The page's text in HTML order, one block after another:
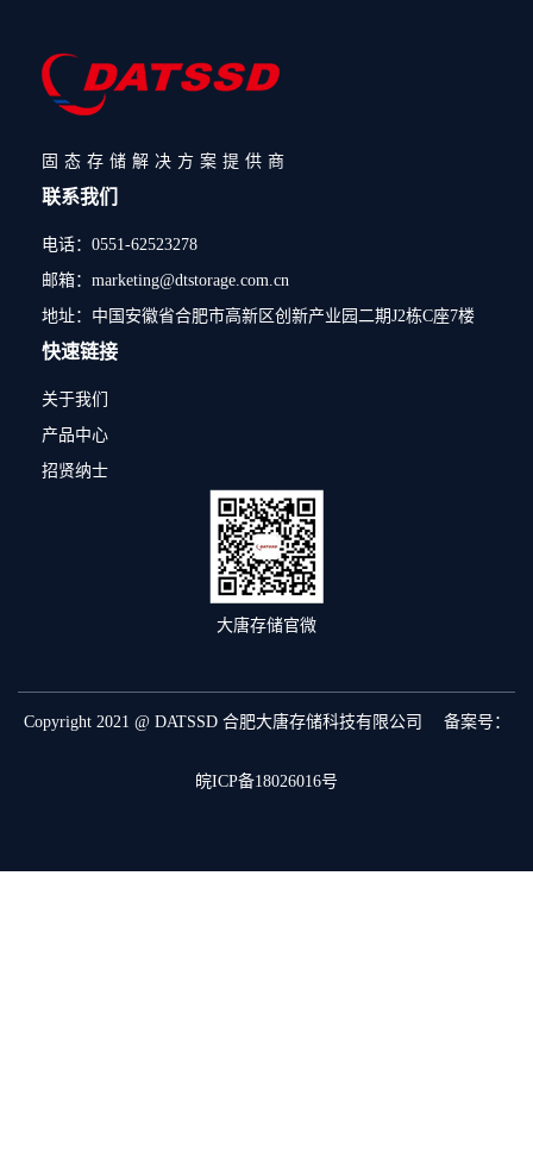
固态存储解决方案提供商
联系我们
电话：0551-62523278
邮箱：marketing@dtstorage.com.cn
地址：中国安徽省合肥市高新区创新产业园二期J2栋C座7楼
快速链接
关于我们
产品中心
招贤纳士
大唐存储官微
Copyright 2021 @ DATSSD 合肥大唐存储科技有限公司 备案号：
皖ICP备18026016号